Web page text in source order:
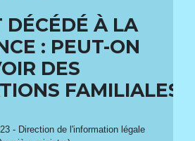
DÉCÉDÉ À LA
: PEUT-ON
DES
FAMILIALES
- Direction de l'information légale